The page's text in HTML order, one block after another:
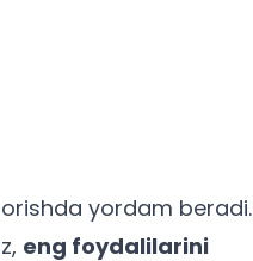
yordam beradi.
eng foydalilarini